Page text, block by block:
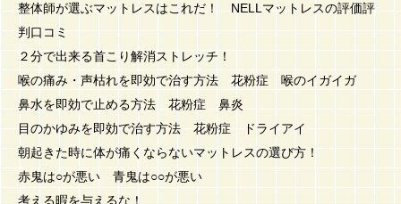
整体師が選ぶマットレスはこれだ！ NELLマットレスの評価評
判口コミ
２分で出来る首こり解消ストレッチ！
喉の痛み・声枯れを即効で治す方法 花粉症 喉のイガイガ
鼻水を即効で止める方法 花粉症 鼻炎
目のかゆみを即効で治す方法 花粉症 ドライアイ
朝起きた時に体が痛くならないマットレスの選び方！
赤鬼は○が悪い 青鬼は○○が悪い
考える暇を与えるな！